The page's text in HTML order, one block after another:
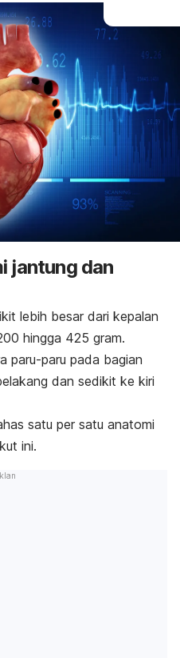
jantung dan
lebih besar dari kepalan
hingga 425 gram.
paru-paru pada bagian
dan sedikit ke kiri
satu per satu anatomi
ini.